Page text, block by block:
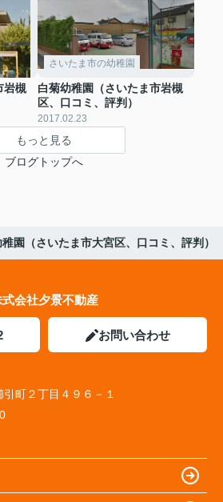
岩槻
さいたま市の幼稚園
白菊幼稚園（さいたま市岩槻
区、口コミ、評判）
2017.02.23
もっと見る
ブログトップへ
園（さいたま市大宮区、口コミ、評判）
式会社夕景不動産
お問い合わせ
町２丁目４９６－１